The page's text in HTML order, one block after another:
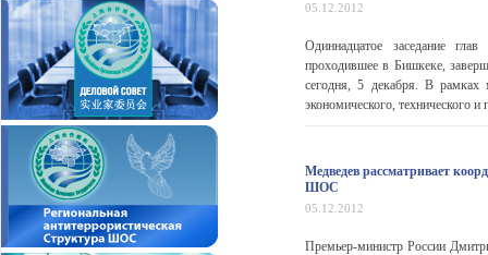
05.12.2012
Одиннадцатое заседание глав
проходившее в Бишкеке,
сегодня, 5 декабря. В рамках
экономического, технического
Медведев рассматривает
ШОС
05.12.2012
Премьер-министр России